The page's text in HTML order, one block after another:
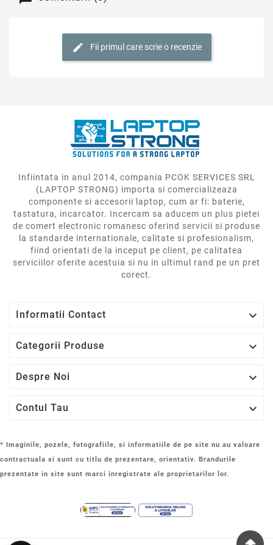
Fii primul care scrie o recenzie
Infiintata in anul 2014, compania PCOK SERVICES SRL
(LAPTOP STRONG) importa si comercializeaza
componente si accesorii laptop, cum ar fi: baterie,
tastatura, incarcator. Incercam sa aducem un plus pietei
de comert electronic romanesc oferind servicii si produse
la standarde internationale, calitate si profesionalism,
fiind orientati de la inceput pe client, pe calitatea
serviciilor oferite acestuia si nu in ultimul rand pe un pret
corect.
Informatii Contact 
Categorii Produse 
Despre Noi 
Contul Tau 
* Imaginile, pozele, fotografiile, si informatiile de pe site nu au valoare
contractuala si sunt cu titlu de prezentare, orientativ. Brandurile
prezentate in site sunt marci inregistrate ale proprietarilor lor.